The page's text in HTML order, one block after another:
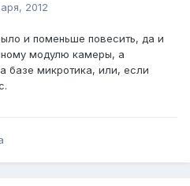
2012
и поменьше повесить, да и
модулю камеры, а
базе микротика, или, если